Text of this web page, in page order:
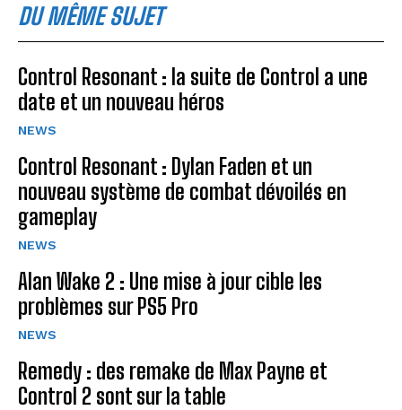
DU MÊME SUJET
Control Resonant : la suite de Control a une
date et un nouveau héros
NEWS
Control Resonant : Dylan Faden et un
nouveau système de combat dévoilés en
gameplay
NEWS
Alan Wake 2 : Une mise à jour cible les
problèmes sur PS5 Pro
NEWS
Remedy : des remake de Max Payne et
Control 2 sont sur la table